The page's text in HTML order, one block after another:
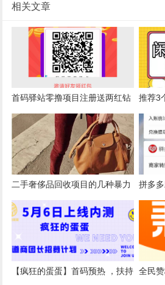
相关文章
首码驿站零撸项目注册送两红钻
每天分红
推荐3
二手奢侈品回收项目的几种暴力
玩法
拼多
开分
【疯狂的蛋蛋】首码预热 ，扶持 全民